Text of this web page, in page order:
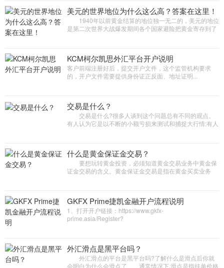
美元的世界地位为什么这么高？答案在这里！
1940年以前黄金结算的地位独一无二的，美元的地位
是第二次世界大战爆发期间各个国家避险把黄金寄存到了
KCM柯尔凯思外汇平台开户说明
客户前端注册好后，提交开户文件，这个监管机构要求
的，开户文件需要提供身份证正反面、地址证明...
交易是什么？
交易是什么?很多人谈到这个问题总有不同的观点。
有人认为它是以不断的小额亏损来测试和捕捉大行情;有人
什么是黄金保证金交易？
要想玩转黄金投资，必须知道黄金交易业务中黄金保
证金交易的含义。黄金保证金交易是指在黄金买卖业务
GKFX Prime捷凯金融开户流程说明
1、打开开户链接：https://www.gkfx-
prime.asia/Register?
外汇滑点是黑平台吗？
外汇滑点的平台是黑平台吗?了解什么是滑点后你就
会明白为什么会滑点了 通常情况下,滑点是指挂单价格